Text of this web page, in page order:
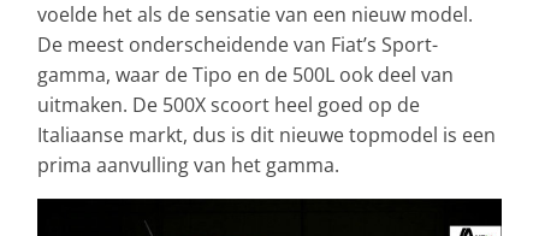
voelde het als de sensatie van een nieuw model.
De meest onderscheidende van Fiat’s Sport-
gamma, waar de Tipo en de 500L ook deel van
uitmaken. De 500X scoort heel goed op de
Italiaanse markt, dus is dit nieuwe topmodel is een
prima aanvulling van het gamma.